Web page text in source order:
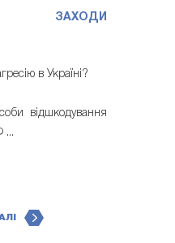
ЗАХОДИ
в Україні?
відшкодування
...